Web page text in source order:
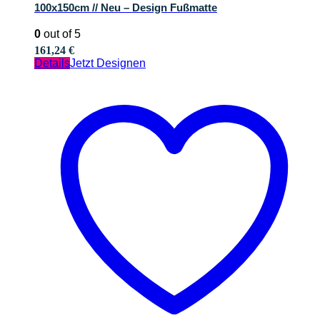
100x150cm // Neu – Design Fußmatte
0 out of 5
161,24 €
DetailsJetzt Designen